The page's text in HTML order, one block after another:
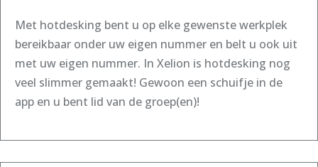
Met hotdesking bent u op elke gewenste werkplek
bereikbaar onder uw eigen nummer en belt u ook uit
met uw eigen nummer. In Xelion is hotdesking nog
veel slimmer gemaakt! Gewoon een schuifje in de
app en u bent lid van de groep(en)!